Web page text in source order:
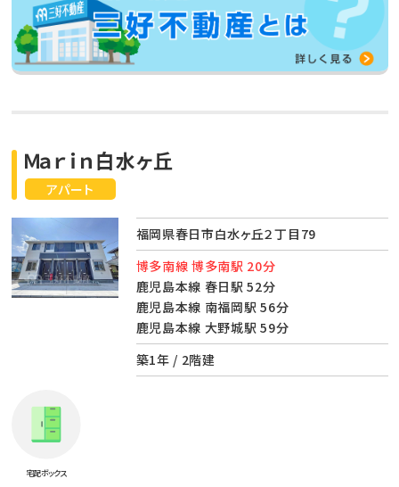
アパート
Ｍａｒｉｎ白水ヶ丘
福岡県春日市白水ヶ丘２丁目79
博多南線 博多南駅 20分
鹿児島本線 春日駅 52分
鹿児島本線 南福岡駅 56分
鹿児島本線 大野城駅 59分
築1年 / 2階建
宅配ボックス